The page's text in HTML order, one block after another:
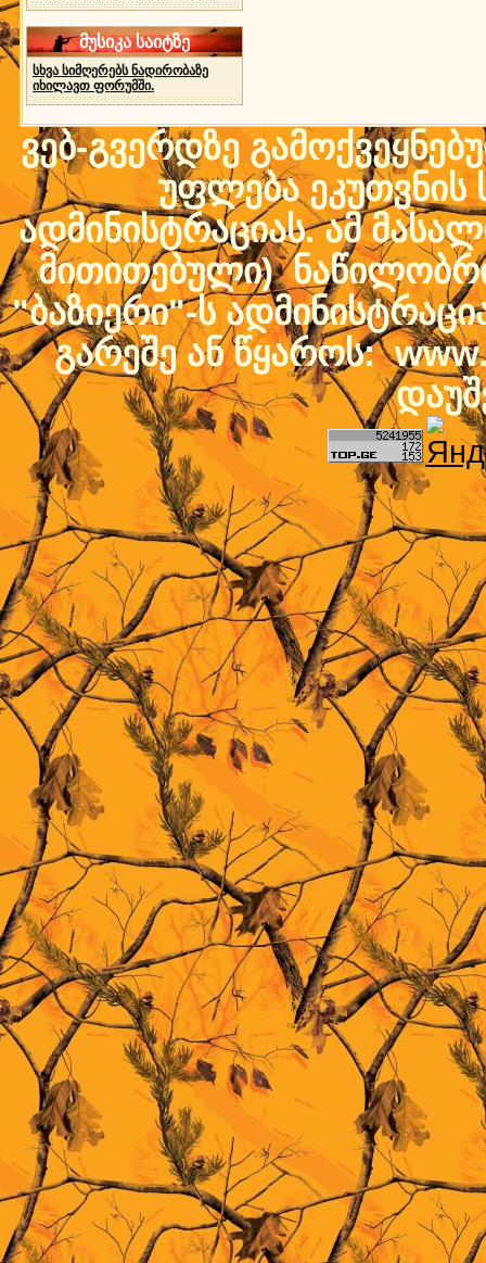
მუსიკა საიტზე
სხვა სიმღერებს ნადირობაზე
იხილავთ ფორუმში.
ვებ-გვერდზე
უფლება ეკუთვნის
ადმინისტრაციას. ამ
მითითებული)
"ბაზიერი"-ს
გარეშე ან წყაროს: